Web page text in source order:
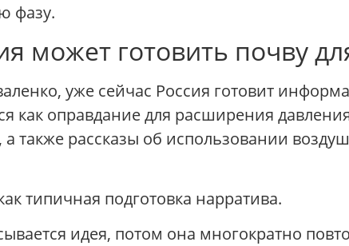
фазу.
может готовить почву
уже сейчас Россия готовит
как оправдание для расширения
также рассказы об использовании
типичная подготовка нарратива.
идея, потом она многократно